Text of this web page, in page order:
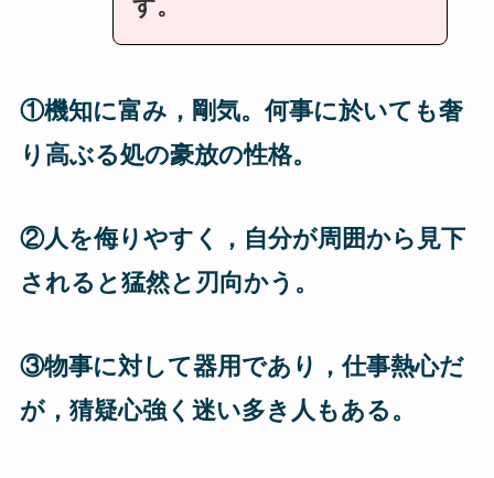
す。
①機知に富み，剛気。何事に於いても奢
り高ぶる処の豪放の性格。
②人を侮りやすく，自分が周囲から見下
されると猛然と刃向かう。
③物事に対して器用であり，仕事熱心だ
が，猜疑心強く迷い多き人もある。